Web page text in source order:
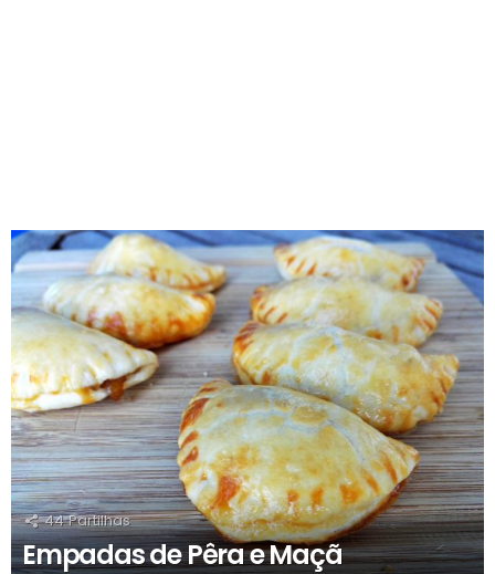
RECOMENDADOS
44 Partilhas
Empadas de Pêra e Maçã